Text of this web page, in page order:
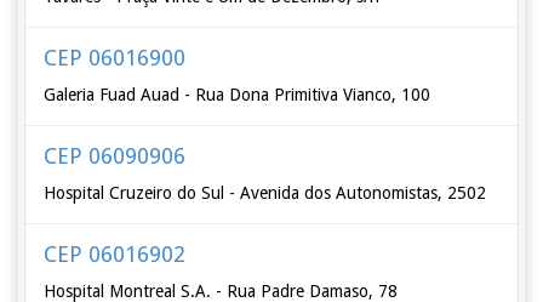
CEP 06016900
Galeria Fuad Auad - Rua Dona Primitiva Vianco, 100
CEP 06090906
Hospital Cruzeiro do Sul - Avenida dos Autonomistas, 2502
CEP 06016902
Hospital Montreal S.A. - Rua Padre Damaso, 78